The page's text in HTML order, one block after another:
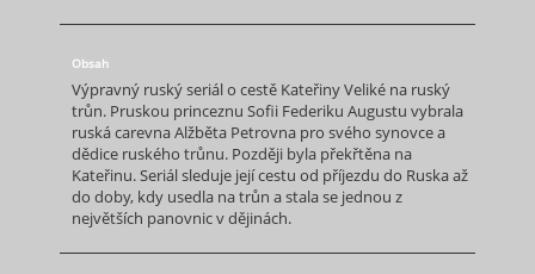
Obsah
Výpravný ruský seriál o cestě Kateřiny Veliké na ruský
trůn. Pruskou princeznu Sofii Federiku Augustu vybrala
ruská carevna Alžběta Petrovna pro svého synovce a
dědice ruského trůnu. Později byla překřtěna na
Kateřinu. Seriál sleduje její cestu od příjezdu do Ruska až
do doby, kdy usedla na trůn a stala se jednou z
největších panovnic v dějinách.